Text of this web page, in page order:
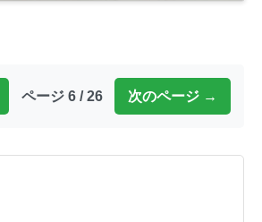
ページ 6 / 26 次のページ →